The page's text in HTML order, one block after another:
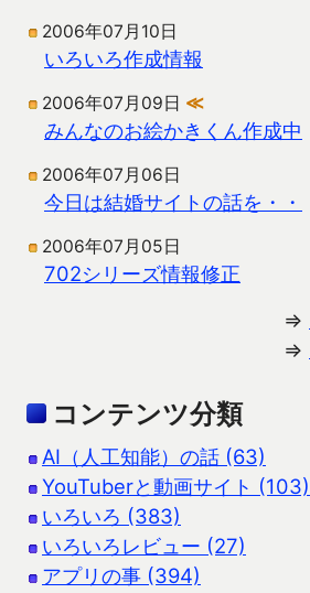
2006年07月10日
いろいろ作成情報
2006年07月09日 ≪
みんなのお絵かきくん作成中
2006年07月06日
今日は結婚サイトの話を・・
2006年07月05日
702シリーズ情報修正
⇒
⇒
コンテンツ分類
AI（人工知能）の話 (63)
YouTuberと動画サイト (103)
いろいろ (383)
いろいろレビュー (27)
アプリの事 (394)